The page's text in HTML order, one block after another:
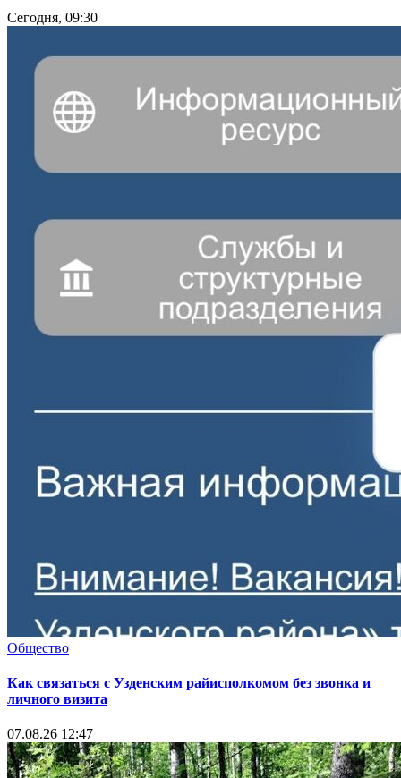
Сегодня, 09:30
Общество
Как связаться с Узденским райисполкомом без звонка и
личного визита
07.08.26 12:47